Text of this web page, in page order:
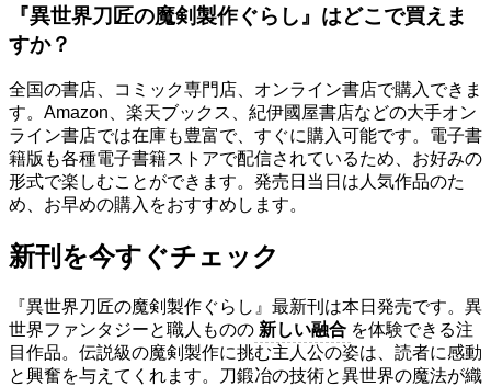
『異世界刀匠の魔剣製作ぐらし』はどこで買えま
すか？
全国の書店、コミック専門店、オンライン書店で購入できま
す。Amazon、楽天ブックス、紀伊國屋書店などの大手オン
ライン書店では在庫も豊富で、すぐに購入可能です。電子書
籍版も各種電子書籍ストアで配信されているため、お好みの
形式で楽しむことができます。発売日当日は人気作品のた
め、お早めの購入をおすすめします。
新刊を今すぐチェック
『異世界刀匠の魔剣製作ぐらし』最新刊は本日発売です。異
世界ファンタジーと職人ものの 新しい融合 を体験できる注
目作品。伝説級の魔剣製作に挑む主人公の姿は、読者に感動
と興奮を与えてくれます。刀鍛冶の技術と異世界の魔法が織